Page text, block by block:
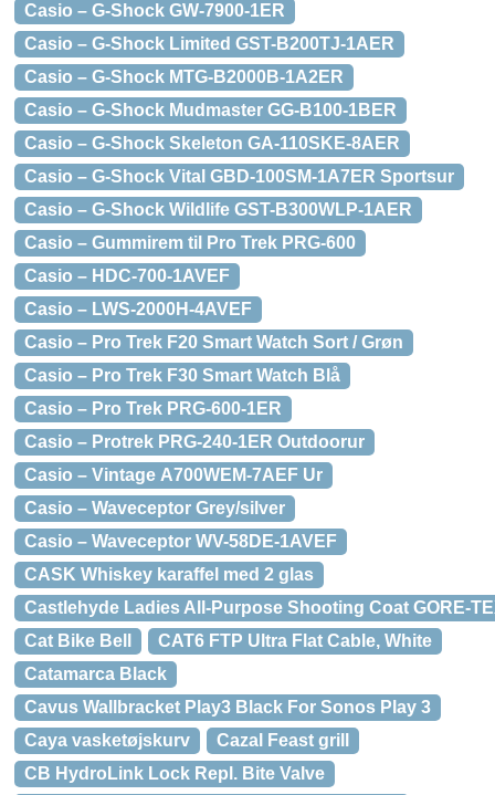
Casio – G-Shock GW-7900-1ER
Casio – G-Shock Limited GST-B200TJ-1AER
Casio – G-Shock MTG-B2000B-1A2ER
Casio – G-Shock Mudmaster GG-B100-1BER
Casio – G-Shock Skeleton GA-110SKE-8AER
Casio – G-Shock Vital GBD-100SM-1A7ER Sportsur
Casio – G-Shock Wildlife GST-B300WLP-1AER
Casio – Gummirem til Pro Trek PRG-600
Casio – HDC-700-1AVEF
Casio – LWS-2000H-4AVEF
Casio – Pro Trek F20 Smart Watch Sort / Grøn
Casio – Pro Trek F30 Smart Watch Blå
Casio – Pro Trek PRG-600-1ER
Casio – Protrek PRG-240-1ER Outdoorur
Casio – Vintage A700WEM-7AEF Ur
Casio – Waveceptor Grey/silver
Casio – Waveceptor WV-58DE-1AVEF
CASK Whiskey karaffel med 2 glas
Castlehyde Ladies All-Purpose Shooting Coat GORE-
Cat Bike Bell
CAT6 FTP Ultra Flat Cable, White
Catamarca Black
Cavus Wallbracket Play3 Black For Sonos Play 3
Caya vasketøjskurv
Cazal Feast grill
CB HydroLink Lock Repl. Bite Valve